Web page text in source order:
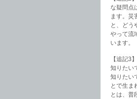
な疑問点
ます。災
と、どう
やって流
います。
【追記3
知りたい
知りたい
とで生ま
とは、普